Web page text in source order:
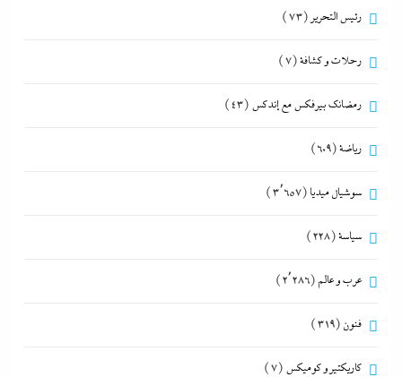
رئيس التحرير (73)
رحلات و كشافة(7)
رمضانك بيرفكس مع إندكس (43)
رياضة(609)
سوشيال ميديا (3٬657)
سياسة(228)
عرب و عالم (2٬286)
فنون (319)
كاريكتير و كوميكس (7)